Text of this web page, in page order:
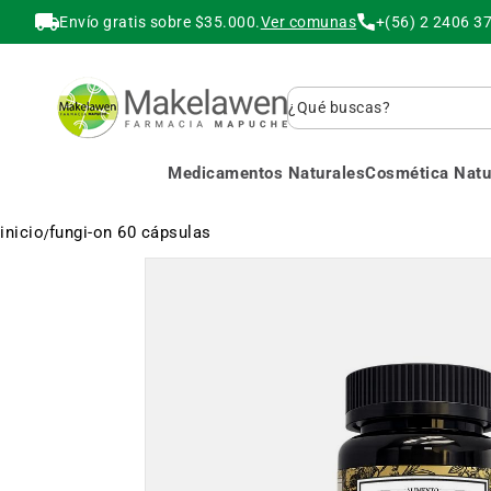
Envío gratis sobre $35.000.Ver comunas +(56) 2 2406
Buscar
Medicamentos NaturalesCosmética
inicio fungi-on 60 cápsulas